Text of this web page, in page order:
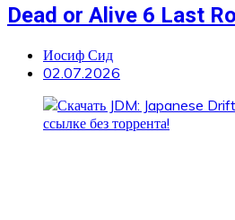
Dead or Alive 6 Last
Иосиф Сид
02.07.2026